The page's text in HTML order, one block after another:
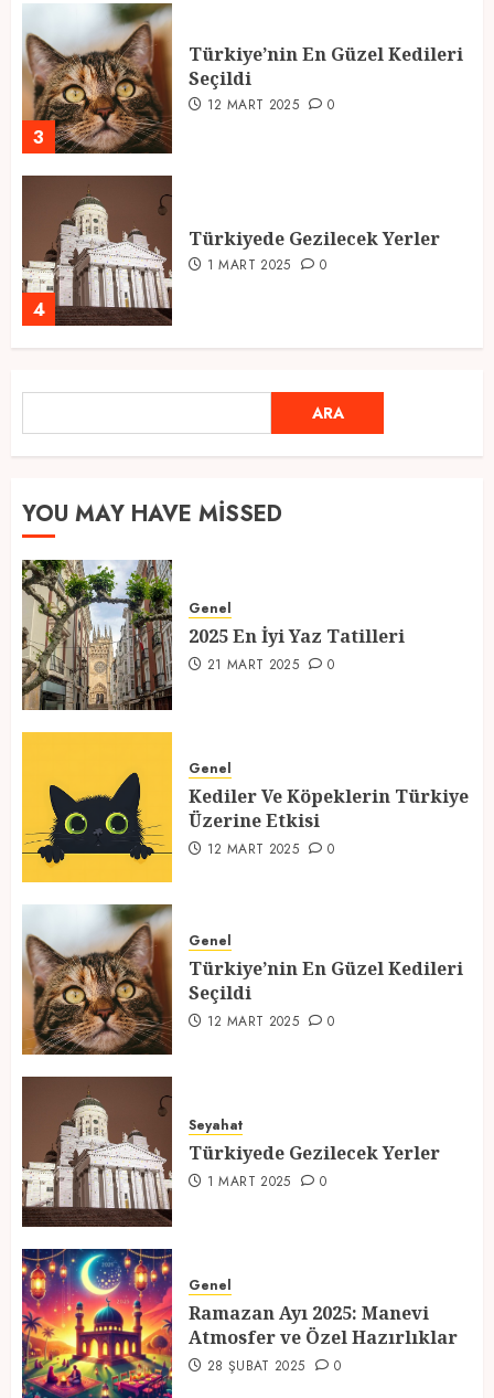
3
Türkiye’nin En Güzel Kedileri
Seçildi
12 MART 2025 0
4
Türkiyede Gezilecek Yerler
1 MART 2025 0
Ramazan Ayı 2025: Manevi
Atmosfer ve Özel Hazırlıklar
1
21 MART 2025
2
Üzerine Etkisi
12 MART 2025 0
3
Seçildi
12 MART 2025 0
4
1 MART 2025
5
Atmosfer ve Özel Hazırlıklar
28 ŞUBAT 2025 0
ARA
YOU MAY HAVE MISSED
Genel
2025 En İyi Yaz Tatilleri
21 MART 2025 0
Genel
Kediler Ve Köpeklerin Türkiye
Üzerine Etkisi
12 MART 2025 0
Genel
Türkiye’nin En Güzel Kedileri
Seçildi
12 MART 2025 0
Seyahat
Türkiyede Gezilecek Yerler
1 MART 2025 0
Genel
Ramazan Ayı 2025: Manevi
Atmosfer ve Özel Hazırlıklar
28 ŞUBAT 2025 0